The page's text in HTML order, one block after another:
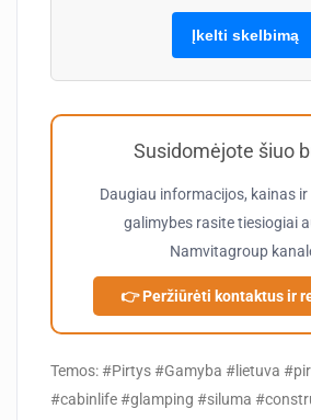
Įkelti skelbimą
Susidomėjote šiuo
Daugiau informacijos, kainas
galimybes rasite tiesiogiai
Namvitagroup
👉 Peržiūrėti kontaktus ir
Temos: #Pirtys #Gamyba #lietuva
#cabinlife #glamping #siluma